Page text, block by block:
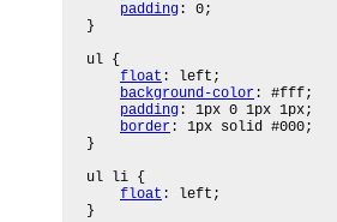
padding : 0;
}
ul {
float : left;
background-color : #fff;
padding : 1px 0 1px 1px;
border : 1px solid #000;
}
ul li {
float : left;
}